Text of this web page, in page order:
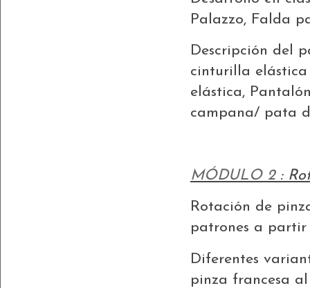
Palazzo, Falda
Descripción del
cinturilla
elástica,
campana/ pata
MÓDULO 2:
Rotación de
patrones a partir
Diferentes
pinza francesa